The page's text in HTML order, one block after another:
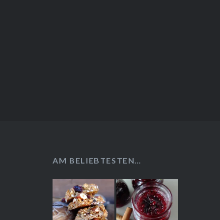
AM BELIEBTESTEN…